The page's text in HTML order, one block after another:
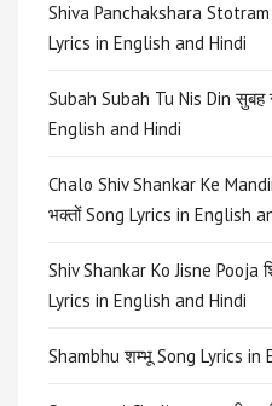
Shiva Panchakshara Stotram
Lyrics in English and Hindi
Subah Subah Tu Nis Din सुबह
English and Hindi
Chalo Shiv Shankar Ke
भक्तों Song Lyrics in English
Shiv Shankar Ko Jisne Pooja
Lyrics in English and Hindi
Shambhu शम्भू Song Lyrics in